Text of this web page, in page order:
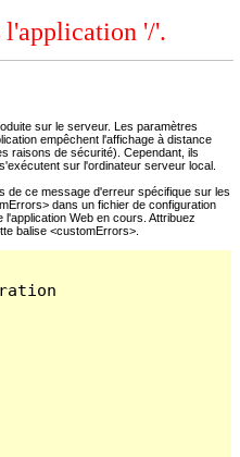
l'application '/'.
sur le serveur. Les paramètres
empêchent l'affichage à distance
raisons de sécurité). Cependant, ils
sur l'ordinateur serveur local.
de ce message d'erreur spécifique sur les
dans un fichier de configuration
Web en cours. Attribuez
balise <customErrors>.